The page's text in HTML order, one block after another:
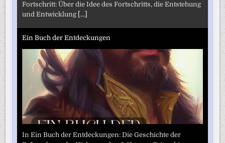
Fortschritt: Über die Idee des Fortschritts, die Entstehung
und Entwicklung [...]
Ein Buch der Entdeckungen
In Ein Buch der Entdeckungen: Die Geschichte der